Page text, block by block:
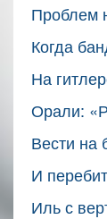
Проблем
Когда
На
Орали:
Вести на
И
Иль с